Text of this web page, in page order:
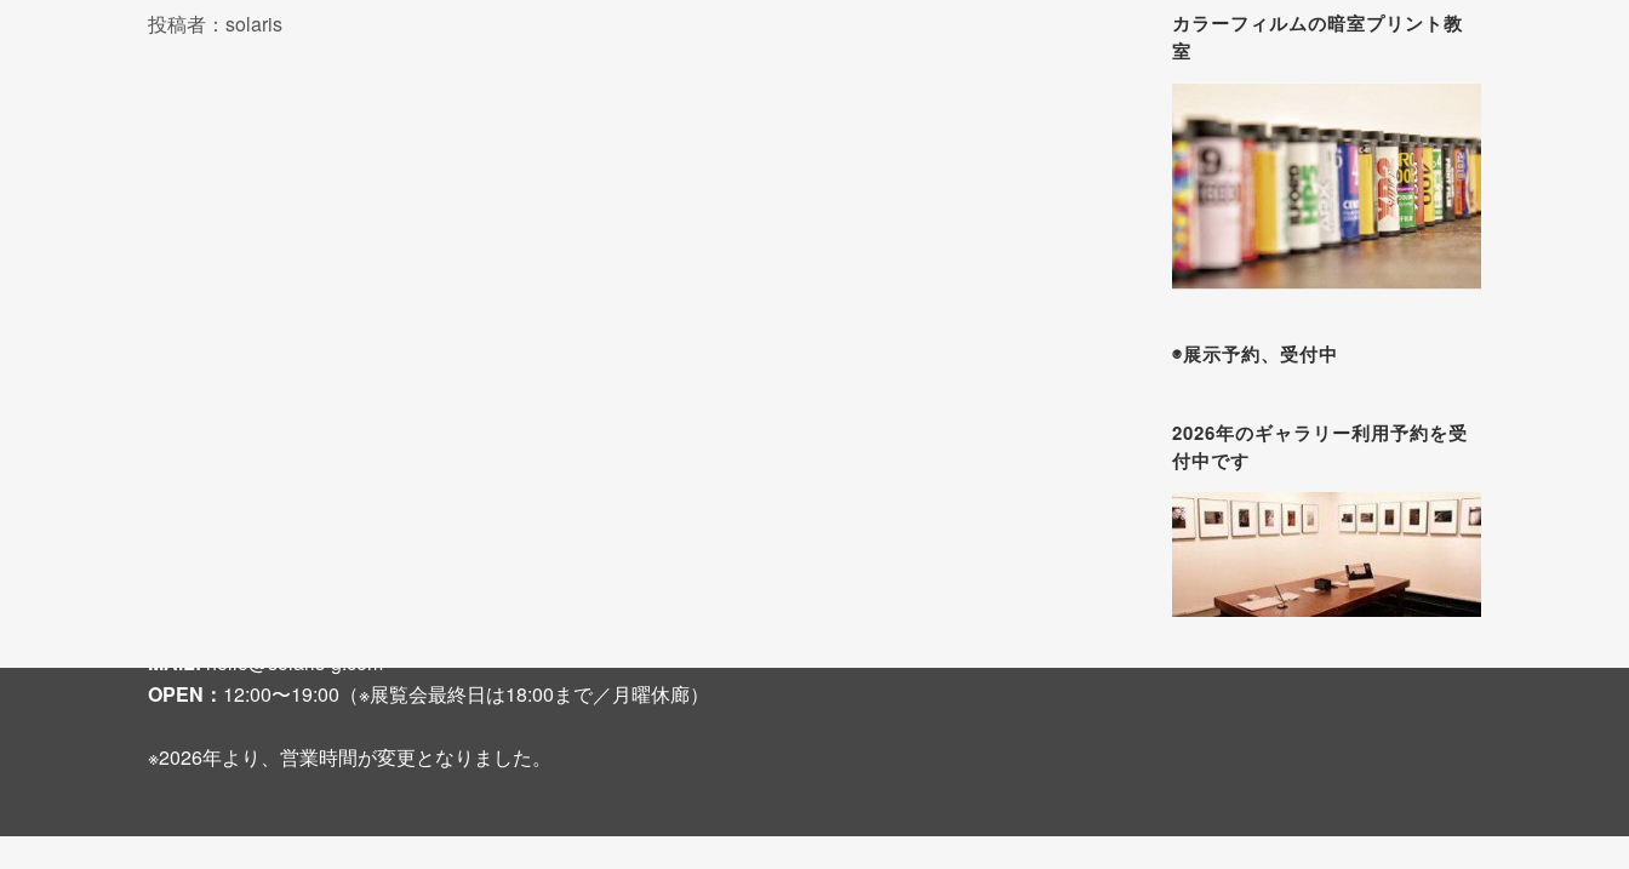
投稿者：solaris
カラーフィルムの暗室プリント教
室
◉展示予約、受付中
2026年のギャラリー利用予約を受
付中です
MAIL:hello@solaris-g.com
OPEN： 12:00〜19:00（※展覧会最終日は18:00まで／月曜休廊）
※2026年より、営業時間が変更となりました。